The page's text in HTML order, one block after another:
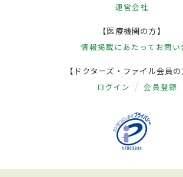
運営会社
【医療機関の方】
情報掲載にあたって お問い
【ドクターズ・ファイル会員の
ログイン 会員登録